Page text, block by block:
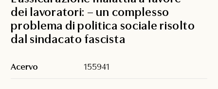
dei lavoratori: – un complesso
problema di politica sociale risolto
dal sindacato fascista
Acervo 155941